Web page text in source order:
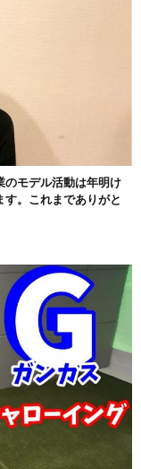
のモデル活動は年明け
。これまでありがと